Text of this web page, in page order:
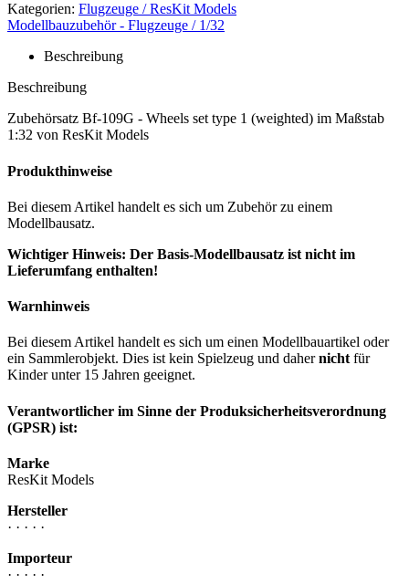
Kategorien: Flugzeuge / ResKit Models
Modellbauzubehör - Flugzeuge / 1/32
Beschreibung
Beschreibung
Zubehörsatz Bf-109G - Wheels set type 1 (weighted) im Maßstab
1:32 von ResKit Models
Produkthinweise
Bei diesem Artikel handelt es sich um Zubehör zu einem
Modellbausatz.
Wichtiger Hinweis: Der Basis-Modellbausatz ist nicht im
Lieferumfang enthalten!
Warnhinweis
Bei diesem Artikel handelt es sich um einen Modellbauartikel oder
ein Sammlerobjekt. Dies ist kein Spielzeug und dahernicht für
Kinder unter 15 Jahren geeignet.
Verantwortlicher im Sinne der Produksicherheitsverordnung
(GPSR) ist:
Marke
ResKit Models
Hersteller
· · · · ·
Importeur
· · · · ·